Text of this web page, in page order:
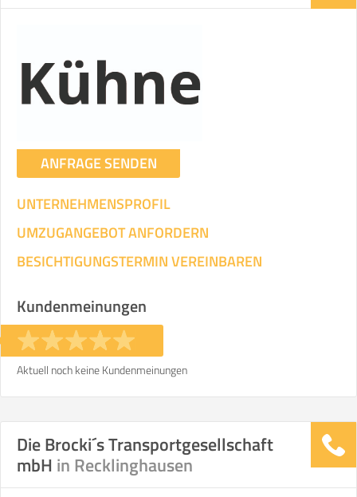
ICH WILL SELBST UMZIEHEN
Mit Umzugsunternehmen
Stunden
KOSTENSCHÄTZUNG:
ICH MÖCHTE ANGEBOTE ANFORDERN
SO ERRECHNET SICH DIE KOSTENSCHÄTZUNG
ANFRAGE SENDEN
UNTERNEHMENSPROFIL
UMZUGANGEBOT ANFORDERN
BESICHTIGUNGSTERMIN VEREINBAREN
Kundenmeinungen
Aktuell noch keine Kundenmeinungen
Die Brocki´s Transportgesellschaft
mbH in Recklinghausen